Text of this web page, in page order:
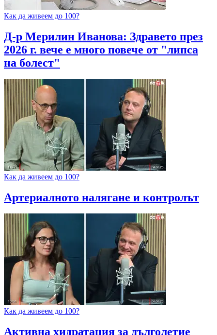
Как да живеем до 100?
Д-р Мерилин Иванова: Здравето през
2026 г. вече е много повече от "липса
на болест"
Как да живеем до 100?
Артериалното налягане и контролът
Как да живеем до 100?
Активна хидратация за дълголетие